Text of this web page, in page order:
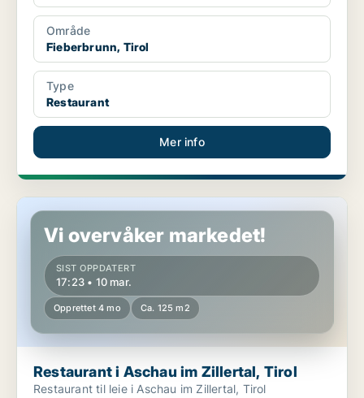
Område
Fieberbrunn, Tirol
Type
Restaurant
Mer info
Restaurant i Aschau im Zillertal, Tirol
Vi overvåker markedet!
SIST OPPDATERT
17:23 • 10 mar.
Opprettet 4 mo Ca. 125 m2
Restaurant i Aschau im Zillertal, Tirol
Restaurant til leie i Aschau im Zillertal, Tirol